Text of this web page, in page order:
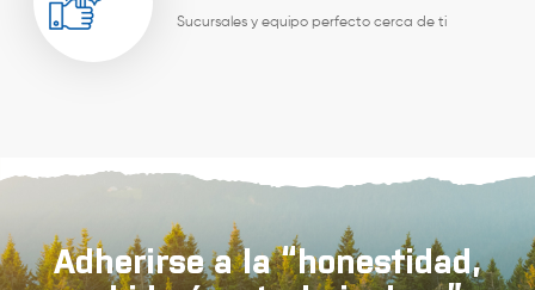
Sucursales y equipo perfecto cerca de ti
Adherirse a la “honestidad,